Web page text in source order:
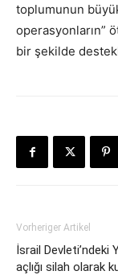
toplumunun
operasyonların”
bir şekilde
Vorheriger Artikel
İsrail Devleti’ndeki
açlığı silah olarak